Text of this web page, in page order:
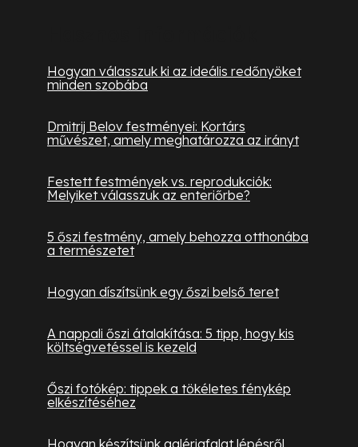
Hogyan válasszuk ki az ideális redőnyöket
minden szobába
Dmitrij Belov festményei: Kortárs
művészet, amely meghatározza az irányt
Festett festmények vs. reprodukciók:
Melyiket válasszuk az enteriőrbe?
5 őszi festmény, amely behozza otthonába
a természetet
Hogyan díszítsünk egy őszi belső teret
A nappali őszi átalakítása: 5 tipp, hogy kis
költségvetéssel is kezeld
Őszi fotókép: tippek a tökéletes fénykép
elkészítéséhez